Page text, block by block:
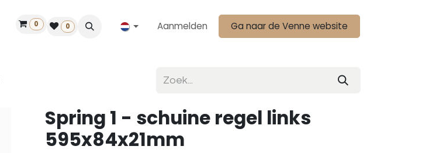
Vind een dealer
0 0 Aanmelden Ga naar de Venne website
Spring 1 - schuine regel links
595x84x21mm